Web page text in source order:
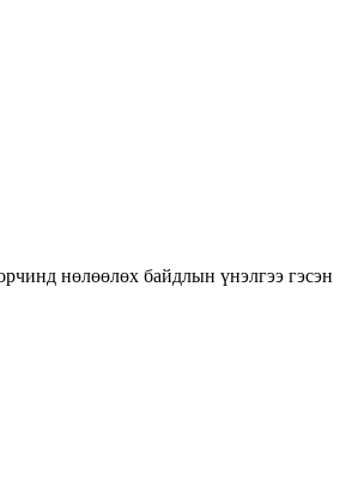
нөлөөлөх байдлын үнэлгээ гэсэн